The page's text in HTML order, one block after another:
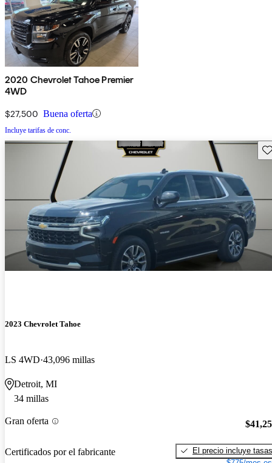
2020 Chevrolet Tahoe Premier
4WD
$27,500 Buena oferta
Incluye tarifas de conc.
2023 Chevrolet Tahoe
LS 4WD 43,096 millas
Detroit, MI
34 millas
Gran oferta
Certificados por el fabricante
El precio incluye tasas